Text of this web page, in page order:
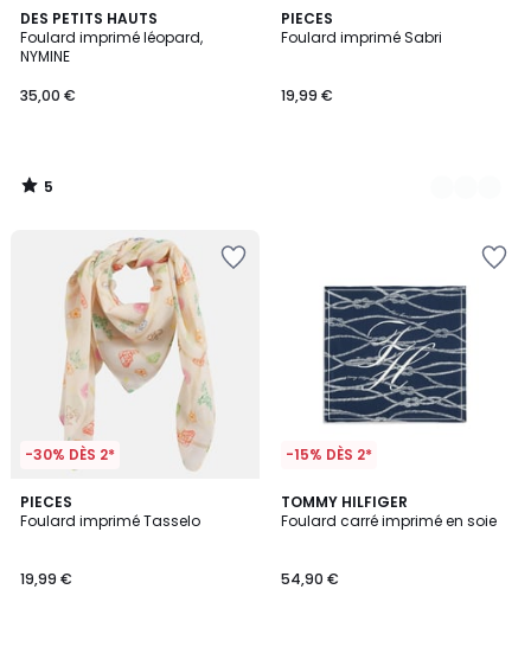
DES PETITS HAUTS
Foulard imprimé léopard,
NYMINE
35,00 €
5
/
5
5
/
PIECES
Foulard imprimé Sabri
19,99 €
2
Couleurs
-30% DÈS 2*
PIECES
Foulard imprimé Tasselo
19,99 €
-15% DÈS 2*
TOMMY HILFIGER
Foulard carré imprimé en soie
54,90 €
2
Couleurs